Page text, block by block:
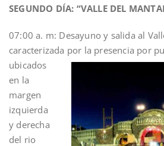
SEGUNDO DÍA: “VALLE DEL
07:00 a. m: Desayuno y salida al
caracterizada por la presencia por
ubicados
en la
margen
izquierda
y derecha
del rio